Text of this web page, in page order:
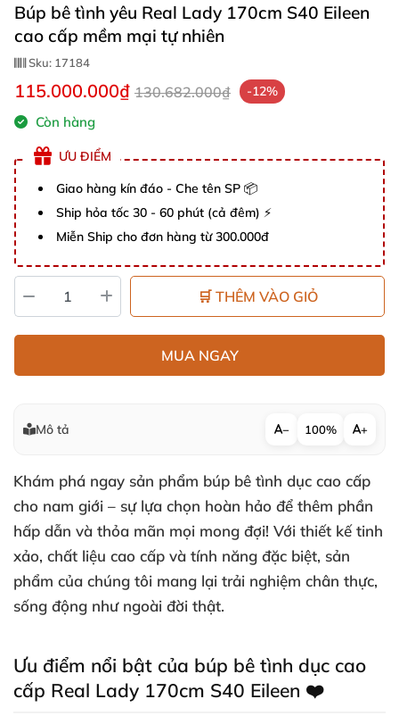
Búp bê tình yêu Real Lady 170cm S40 Eileen
cao cấp mềm mại tự nhiên
Sku: 17184
115.000.000₫ 130.682.000₫ -12%
Còn hàng
ƯU ĐIỂM
Giao hàng kín đáo - Che tên SP 📦
Ship hỏa tốc 30 - 60 phút (cả đêm) ⚡
Miễn Ship cho đơn hàng từ 300.000đ
🛒 THÊM VÀO GIỎ
MUA NGAY
Mô tả − 100% +
Khám phá ngay sản phẩm búp bê tình dục cao cấp
cho nam giới – sự lựa chọn hoàn hảo để thêm phần
hấp dẫn và thỏa mãn mọi mong đợi! Với thiết kế tinh
xảo, chất liệu cao cấp và tính năng đặc biệt, sản
phẩm của chúng tôi mang lại trải nghiệm chân thực,
sống động như ngoài đời thật.
Ưu điểm nổi bật của búp bê tình dục cao
cấp Real Lady 170cm S40 Eileen ❤️